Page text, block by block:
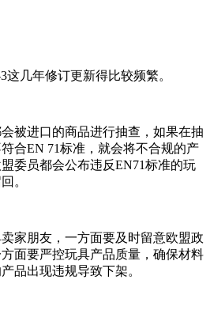
这几年修订更新得比较频繁。
被进口的商品进行抽查，如果在抽
合EN 71标准，就会将不合规的产
委员都会公布违反EN71标准的玩
。
家朋友，一方面要及时留意欧盟政
面要严控玩具产品质量，确保材料
品出现违规导致下架。